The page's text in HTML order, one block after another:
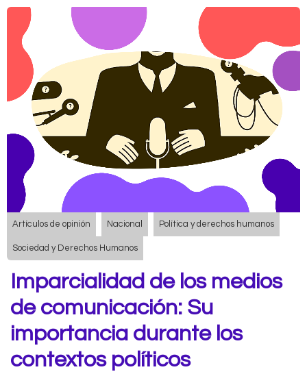
Artículos de opinión Nacional Política y derechos humanos
Sociedad y Derechos Humanos
Imparcialidad de los medios
de comunicación: Su
importancia durante los
contextos políticos